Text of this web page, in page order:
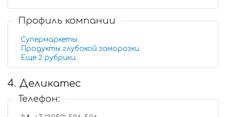
Профиль компании
Супермаркеты
Продукты глубокой заморозки
Еще 2 рубрики
4. Деликатес
Телефон: